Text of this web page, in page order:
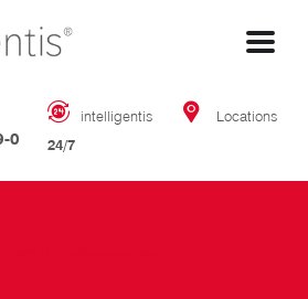
0
intelligentis
24/7
Locations